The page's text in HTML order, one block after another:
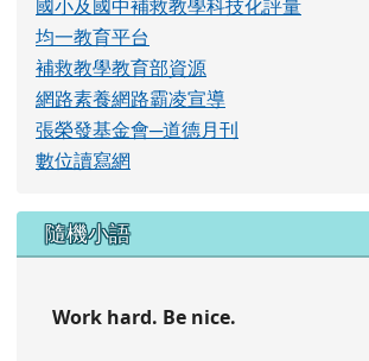
國家教育研究院教科書審定資訊網
教育部體適能網站
租稅知識王
國小及國中補救教學科技化評量
均一教育平台
網路素養網路霸凌宣導
張榮發基金會─道德月刊